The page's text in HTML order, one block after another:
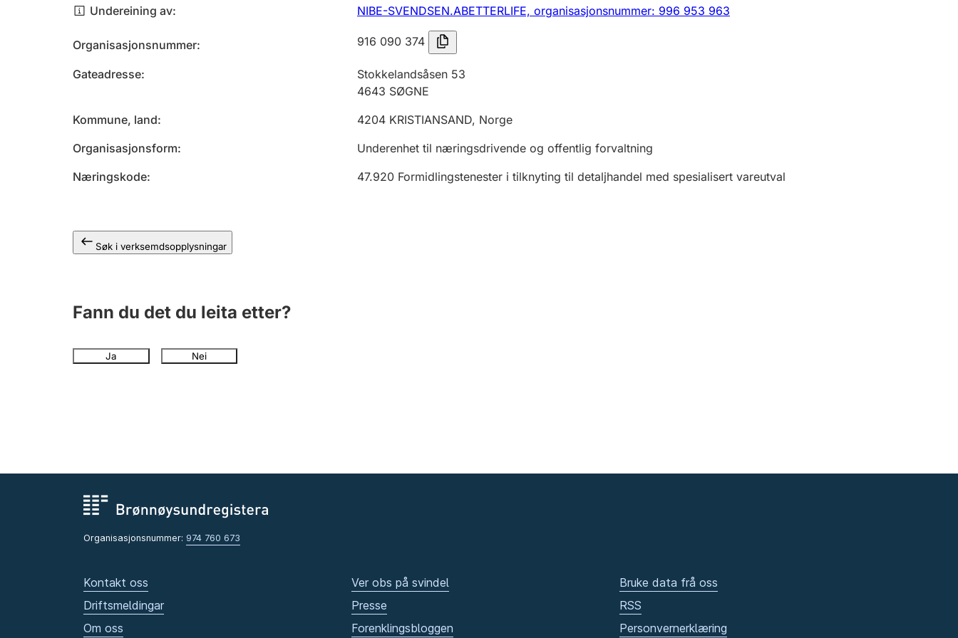
Undereining av NIBE-SVENDSEN.ABETTERLIFE, organisasjonsnummer: 996 953 963
Organisasjonsnummer 916 090 374
Gateadresse
Stokkelandsåsen 53
4643 SØGNE
Kommune, land
4204 KRISTIANSAND, Norge
Organisasjonsform
Underenhet til næringsdrivende og offentlig forvaltning
Næringskode
47.920 Formidlingstenester i tilknyting til detaljhandel med spesialisert vareutval
Søk i verksemdsopplysningar
Fann du det du leita etter?
Ja Nei
Organisasjonsnummer: 974 760 673
Kontakt oss
Driftsmeldingar
Om oss
Ver obs på svindel
Presse
Forenklingsbloggen
Bruke data frå oss
RSS
Personvernerklæring